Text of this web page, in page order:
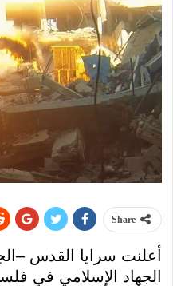
Share
أعلنت سرايا القدس
الجهاد الإسلامي في